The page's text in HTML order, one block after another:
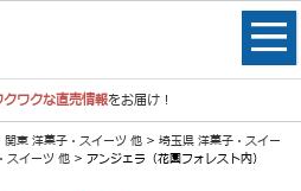
ワクな直売情報をお届け！
関東 洋菓子・スイーツ 他 > 埼玉県 洋菓子・スイー
スイーツ 他 > アンジェラ（花園フォレスト内）